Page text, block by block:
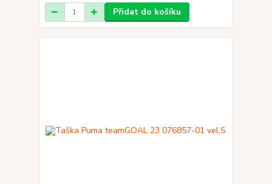
Přidat do košíku